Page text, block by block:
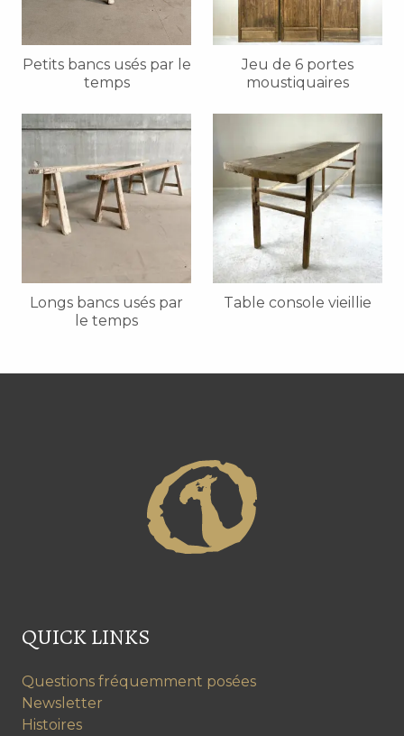
Petits bancs usés par le
temps
Jeu de 6 portes
moustiquaires
Longs bancs usés par
le temps
Table console vieillie
QUICK LINKS
Questions fréquemment posées
Newsletter
Histoires